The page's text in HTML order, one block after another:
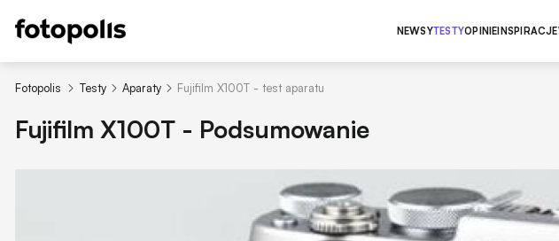
NEWSYTESTYOPINIEINSPIRACJE
Fotopolis Testy Aparaty Fujifilm X100T - test aparatu
Fujifilm X100T - Podsumowanie